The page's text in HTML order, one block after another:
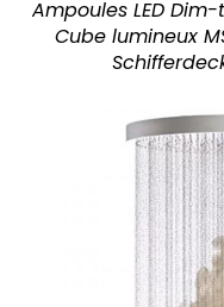
Ampoules LED
Cube lumineux